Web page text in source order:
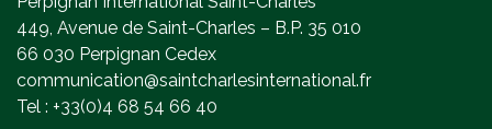
449, Avenue de Saint-Charles – B.P. 35 010
66 030 Perpignan Cedex
communication@saintcharlesinternational.fr
Tel : +33(0)4 68 54 66 40